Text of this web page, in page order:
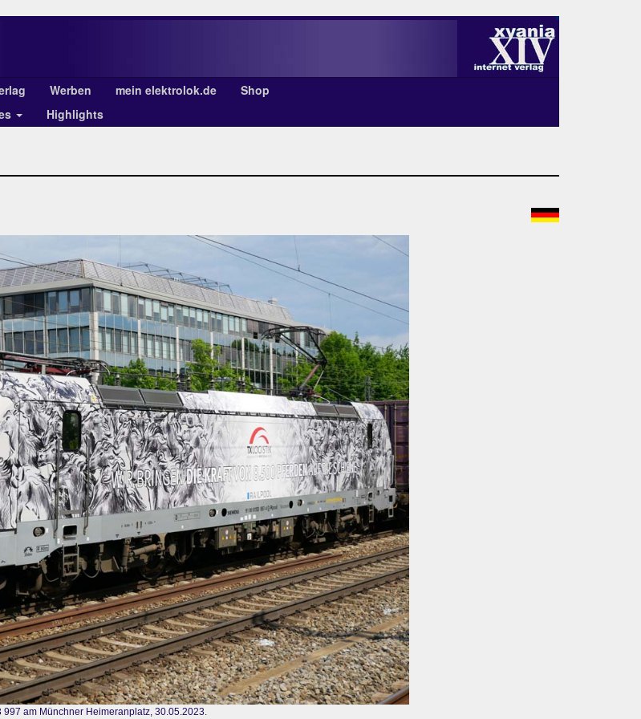
Werben mein elektrolok.de
Shop
Highlights
997 am Münchner Heimeranplatz, 30.05.2023.